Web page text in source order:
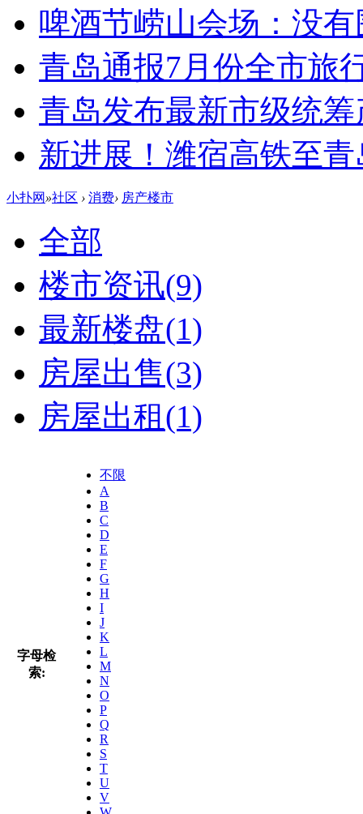
啤酒节崂山会场：没有
青岛通报7月份全市旅
青岛发布最新市级统
新进展！潍宿高铁至
小扑网 »社区 › 消费› 房产楼市
全部
楼市资讯(9)
最新楼盘(1)
房屋出售(3)
房屋出租(1)
字母检
索:
不限
A
B
C
D
E
F
G
H
I
J
K
L
M
N
O
P
Q
R
S
T
U
V